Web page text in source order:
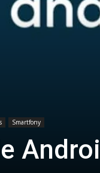
Smartfony